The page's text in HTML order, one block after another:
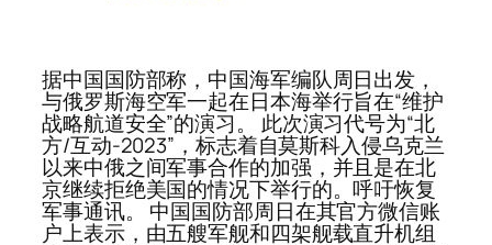
据中国国防部称，中国海军编队周日出发，
与俄罗斯海空军一起在日本海举行旨在“维护
战略航道安全”的演习。 此次演习代号为“北
方/互动-2023”，标志着自莫斯科入侵乌克兰
以来中俄之间军事合作的加强，并且是在北
京继续拒绝美国的情况下举行的。呼吁恢复
军事通讯。 中国国防部周日在其官方微信账
户上表示，由五艘军舰和四架舰载直升机组